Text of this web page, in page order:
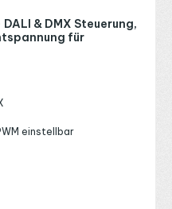
& DMX Steuerung,
für
einstellbar